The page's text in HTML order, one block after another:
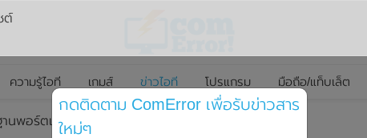
ความรู้ไอที เกมส์ ข่าวไอที โปรแกรม มือถือ/แท็บเล็ต
นพอร์ตเชื่อมต่อใหม่ ความเร็วสูง 40 Gbps
ต์
กดติดตาม ComError เพื่อรับข่าวสาร
ใหม่ๆ